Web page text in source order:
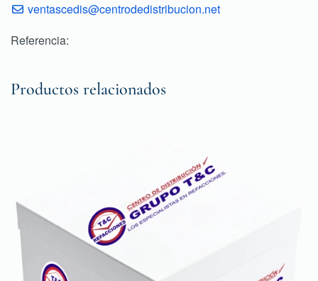
ventascedis@centrodedistribucion.net
Referencia:
Productos relacionados